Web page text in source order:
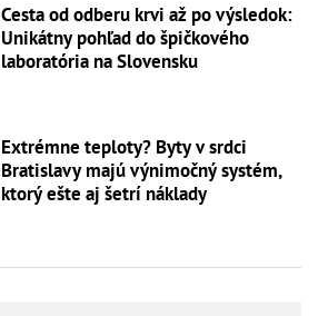
Cesta od odberu krvi až po výsledok:
Unikátny pohľad do špičkového
laboratória na Slovensku
Extrémne teploty? Byty v srdci
Bratislavy majú výnimočný systém,
ktorý ešte aj šetrí náklady